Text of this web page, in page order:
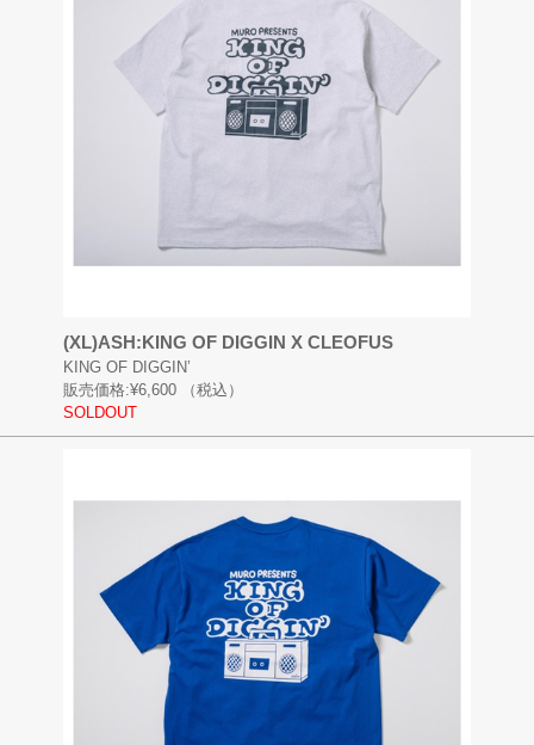
(XL)ASH:KING OF DIGGIN X CLEOFUS
KING OF DIGGIN’
販売価格:¥6,600
（税込）
SOLDOUT